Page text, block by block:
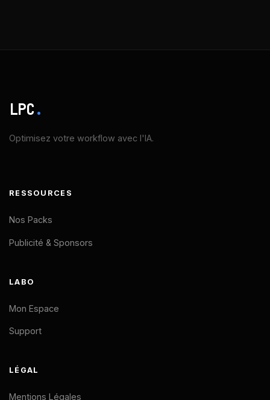
LPC.
Optimisez votre workflow avec l'IA.
RESSOURCES
Nos Packs
Publicité & Sponsors
LABO
Mon Espace
Support
LÉGAL
Mentions Légales